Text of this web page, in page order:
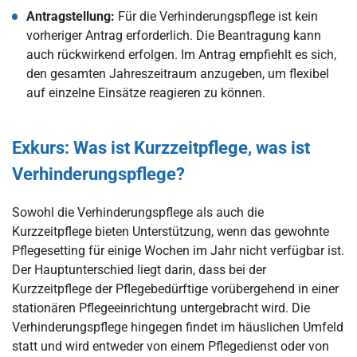
Antragstellung: Für die Verhinderungspflege ist kein
vorheriger Antrag erforderlich. Die Beantragung kann
auch rückwirkend erfolgen. Im Antrag empfiehlt es sich,
den gesamten Jahreszeitraum anzugeben, um flexibel
auf einzelne Einsätze reagieren zu können.
Exkurs: Was ist Kurzzeitpflege, was ist
Verhinderungspflege?
Sowohl die Verhinderungspflege als auch die
Kurzzeitpflege bieten Unterstützung, wenn das gewohnte
Pflegesetting für einige Wochen im Jahr nicht verfügbar ist.
Der Hauptunterschied liegt darin, dass bei der
Kurzzeitpflege der Pflegebedürftige vorübergehend in einer
stationären Pflegeeinrichtung untergebracht wird. Die
Verhinderungspflege hingegen findet im häuslichen Umfeld
statt und wird entweder von einem Pflegedienst oder von